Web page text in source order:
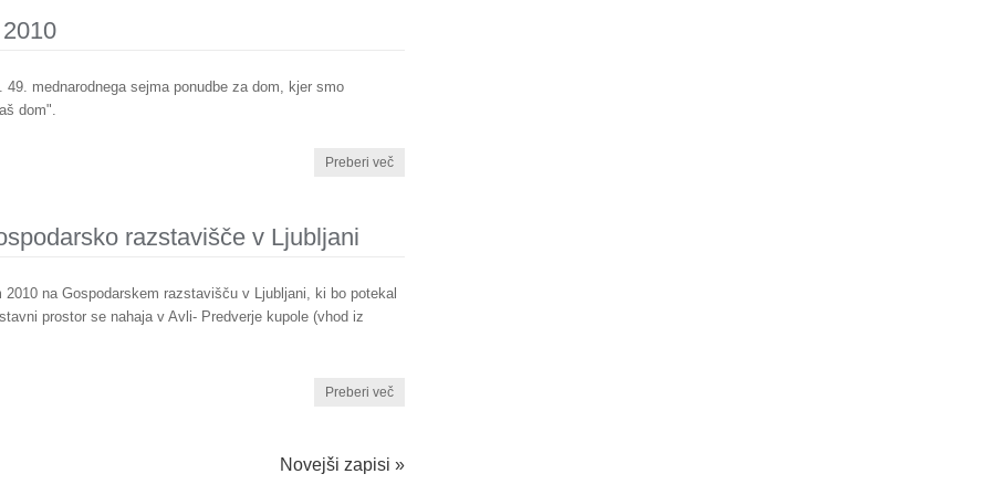
mednarodnega sejma ponudbe za dom, kjer smo
dom".
Preberi več
razstavišče v Ljubljani
na Gospodarskem razstavišču v Ljubljani, ki bo potekal
prostor se nahaja v Avli- Predverje kupole (vhod iz
Preberi več
Novejši zapisi »